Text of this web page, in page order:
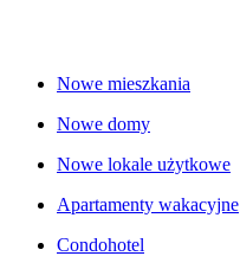
Nowe mieszkania
Nowe domy
Nowe lokale użytkowe
Apartamenty wakacyjne
Condohotel